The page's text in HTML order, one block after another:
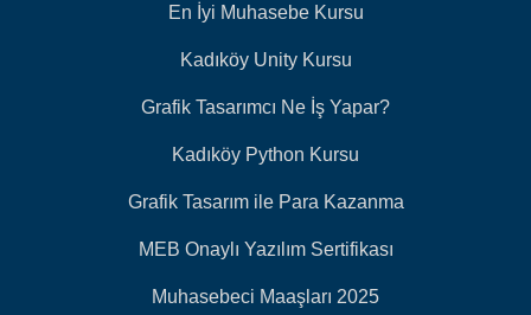
En İyi Muhasebe Kursu
Kadıköy Unity Kursu
Grafik Tasarımcı Ne İş Yapar?
Kadıköy Python Kursu
Grafik Tasarım ile Para Kazanma
MEB Onaylı Yazılım Sertifikası
Muhasebeci Maaşları 2025